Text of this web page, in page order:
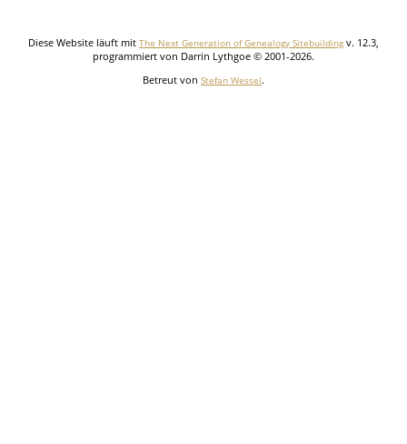
Diese Website läuft mit The Next Generation of Genealogy Sitebuilding v. 12.3,
programmiert von Darrin Lythgoe © 2001-2026.
Betreut von Stefan Wessel.